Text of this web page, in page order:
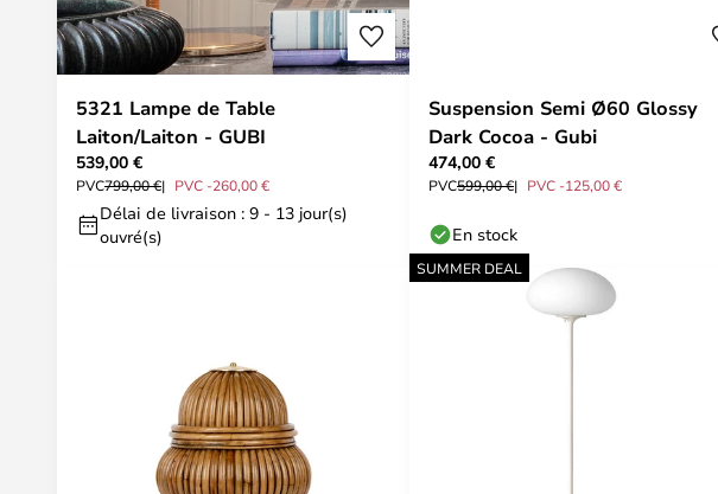
5321 Lampe de Table
Laiton/Laiton - GUBI
539,00 €
PVC799,00 € PVC -260,00 €
Délai de livraison : 9 - 13 jour(s)
ouvré(s)
Suspension Semi Ø60 Glossy
Dark Cocoa - Gubi
474,00 €
PVC599,00 € PVC -125,00 €
En stock
SUMMER DEAL